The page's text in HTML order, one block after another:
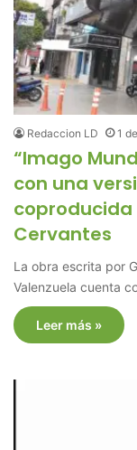
Redaccion LD 1
“Imago
con una
coproducida
Cervantes
La obra escrita por
Valenzuela cuenta
Leer más »